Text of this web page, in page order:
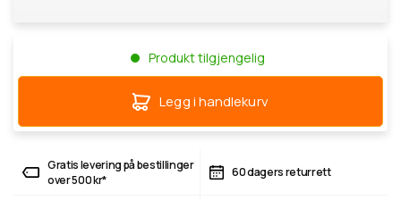
Produkt tilgjengelig
Legg i handlekurv
Gratis levering på bestillinger
over 500 kr*
60 dagers returrett